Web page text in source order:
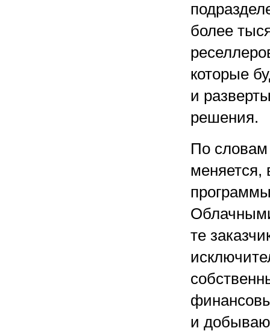
более
которые
и
решения.
По словам
меняется,
те
и